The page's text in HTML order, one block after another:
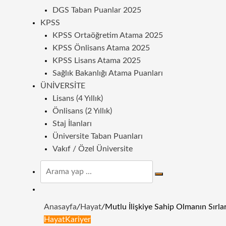
DGS Taban Puanlar 2025
KPSS
KPSS Ortaöğretim Atama 2025
KPSS Önlisans Atama 2025
KPSS Lisans Atama 2025
Sağlık Bakanlığı Atama Puanları
ÜNIVERSITE
Lisans (4 Yıllık)
Önlisans (2 Yıllık)
Staj İlanları
Üniversite Taban Puanları
Vakıf / Özel Üniversite
Arama
değiştir
Anasayfa/Hayat/Mutlu İlişkiye Sahip Olmanın
HayatKariyer